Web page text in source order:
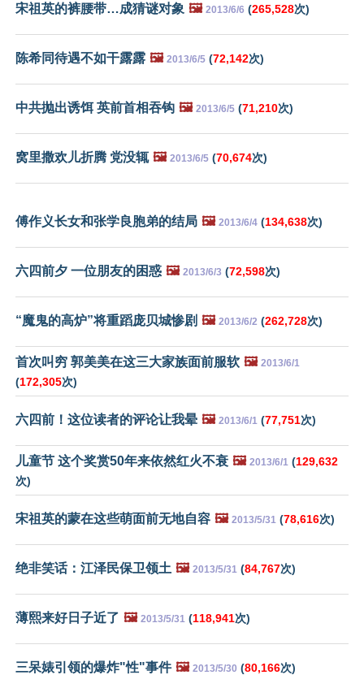
宋祖英的裤腰带…成猜谜对象 🖼️ 2013/6/6 (265,528次)
陈希同待遇不如干露露 🖼️ 2013/6/5 (72,142次)
中共抛出诱饵 英前首相吞钩 🖼️ 2013/6/5 (71,210次)
窝里撒欢儿折腾 党没辄 🖼️ 2013/6/5 (70,674次)
傅作义长女和张学良胞弟的结局 🖼️ 2013/6/4 (134,638次)
六四前夕 一位朋友的困惑 🖼️ 2013/6/3 (72,598次)
“魔鬼的高炉”将重蹈庞贝城惨剧 🖼️ 2013/6/2 (262,728次)
首次叫穷 郭美美在这三大家族面前服软 🖼️ 2013/6/1
(172,305次)
六四前！这位读者的评论让我晕 🖼️ 2013/6/1 (77,751次)
儿童节 这个奖赏50年来依然红火不衰 🖼️ 2013/6/1 (129,632
次)
宋祖英的蒙在这些萌面前无地自容 🖼️ 2013/5/31 (78,616次)
绝非笑话：江泽民保卫领土 🖼️ 2013/5/31 (84,767次)
薄熙来好日子近了 🖼️ 2013/5/31 (118,941次)
三呆婊引领的爆炸"性"事件 🖼️ 2013/5/30 (80,166次)